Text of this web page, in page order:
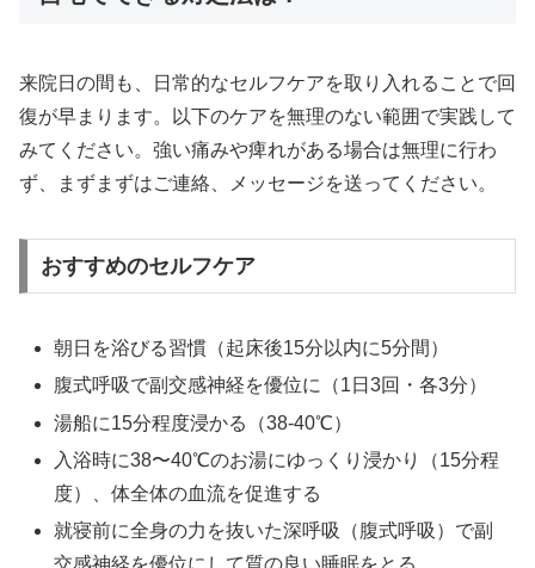
来院日の間も、日常的なセルフケアを取り入れることで回
復が早まります。以下のケアを無理のない範囲で実践して
みてください。強い痛みや痺れがある場合は無理に行わ
ず、まずまずはご連絡、メッセージを送ってください。
おすすめのセルフケア
朝日を浴びる習慣（起床後15分以内に5分間）
腹式呼吸で副交感神経を優位に（1日3回・各3分）
湯船に15分程度浸かる（38-40℃）
入浴時に38〜40℃のお湯にゆっくり浸かり（15分程
度）、体全体の血流を促進する
就寝前に全身の力を抜いた深呼吸（腹式呼吸）で副
交感神経を優位にして質の良い睡眠をとる